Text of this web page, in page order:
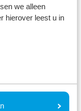
we alleen
hierover leest u in